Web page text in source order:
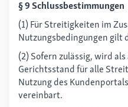
§ 9 Schlussbestimmungen
(1) Für Streitigkeiten im
Nutzungsbedingungen gilt
(2) Sofern zulässig, wird
Gerichtsstand für alle
Nutzung des
vereinbart.